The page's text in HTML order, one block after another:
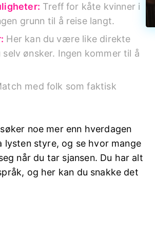
Treff for kåte kvinner i
grunn til å reise langt.
Her kan du være like direkte
ønsker. Ingen kommer til å
med folk som faktisk
noe mer enn hverdagen
lysten styre, og se hvor mange
når du tar sjansen. Du har alt
og her kan du snakke det